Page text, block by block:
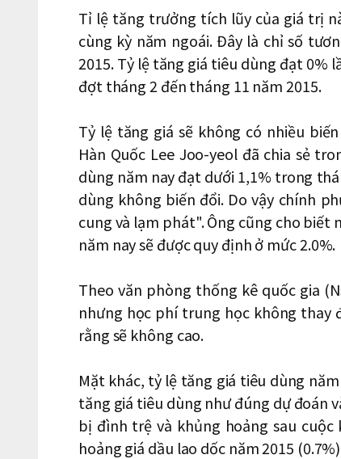
Tỉ lệ tăng trưởng tích lũy của giá trị
cùng kỳ năm ngoái. Đây là chỉ số
2015. Tỷ lệ tăng giá tiêu dùng đạt 0%
đợt tháng 2 đến tháng 11 năm 2015.
Tỷ lệ tăng giá sẽ không có nhiều
Hàn Quốc Lee Joo-yeol đã chia sẻ
dùng năm nay đạt dưới 1,1% trong
dùng không biến đổi. Do vậy chính
cung và lạm phát". Ông cũng cho biết
năm nay sẽ được quy định ở mức 2.0%.
Theo văn phòng thống kê quốc gia
nhưng học phí trung học không thay
rằng sẽ không cao.
Mặt khác, tỷ lệ tăng giá tiêu dùng
tăng giá tiêu dùng như đúng dự đoán
bị đình trệ và khủng hoảng sau
hoảng giá dầu lao dốc năm 2015